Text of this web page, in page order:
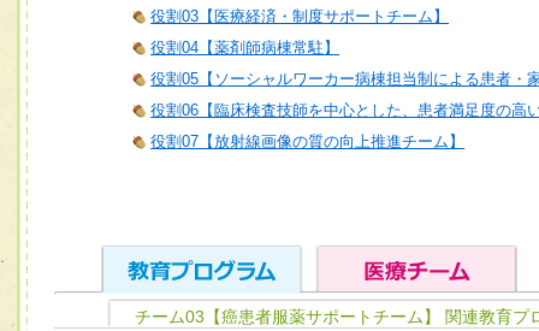
役割03【医療経済・制度サポートチーム】
役割04【薬剤師病棟常駐】
役割05【ソーシャルワーカー病棟担当制による患者・
役割06【臨床検査技師を中心とした、患者満足度の高
役割07【放射線画像の質の向上推進チーム】
チーム03【癌患者服薬サポートチーム】 関連教育プ